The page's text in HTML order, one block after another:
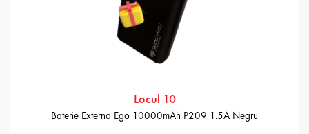
Locul 10
Baterie Externa Ego 10000mAh P209 1.5A Negru